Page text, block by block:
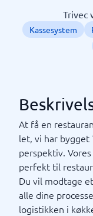
Trivec
Kassesystem
At få en
let, vi har
perspektiv.
perfekt til
Du vil modtage
alle dine
logistikken i